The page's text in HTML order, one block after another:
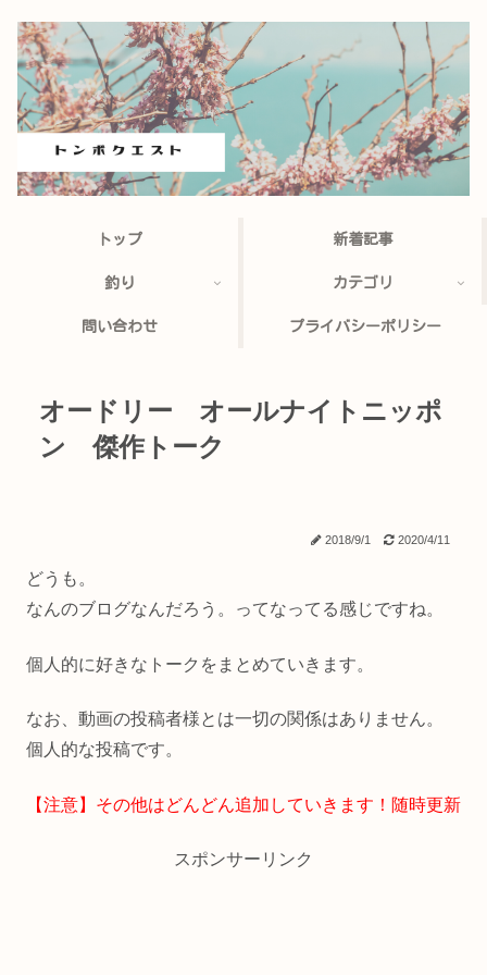
トップ 新着記事
釣り カテゴリ
問い合わせ プライバシーポリシー
オードリー オールナイトニッポ
ン 傑作トーク
2018/9/1 2020/4/11
どうも。
なんのブログなんだろう。ってなってる感じですね。
個人的に好きなトークをまとめていきます。
なお、動画の投稿者様とは一切の関係はありません。
個人的な投稿です。
【注意】その他はどんどん追加していきます！随時更新
スポンサーリンク